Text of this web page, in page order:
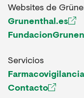
Websites de
Grunenthal.es
Servicios
Farmacovigilancia
Contacto